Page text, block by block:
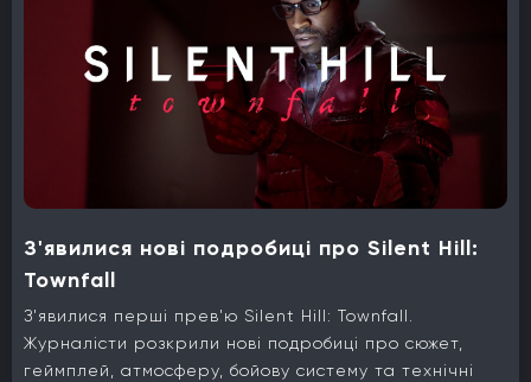
З'явилися нові подробиці про Silent Hill:
Townfall
З'явилися перші прев'ю Silent Hill: Townfall.
Журналісти розкрили нові подробиці про сюжет,
геймплей, атмосферу, бойову систему та технічні